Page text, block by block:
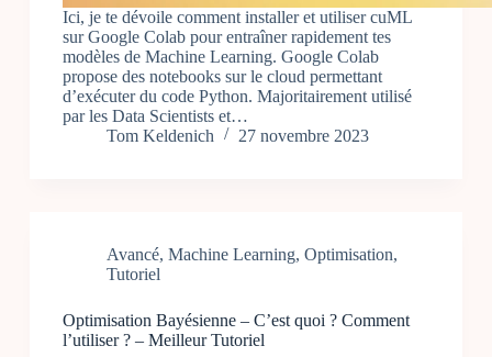
Ici, je te dévoile comment installer et utiliser cuML
sur Google Colab pour entraîner rapidement tes
modèles de Machine Learning. Google Colab
propose des notebooks sur le cloud permettant
d’exécuter du code Python. Majoritairement utilisé
par les Data Scientists et…
Tom Keldenich
27 novembre 2023
Avancé, Machine Learning, Optimisation,
Tutoriel
Optimisation Bayésienne – C’est quoi ? Comment
l’utiliser ? – Meilleur Tutoriel